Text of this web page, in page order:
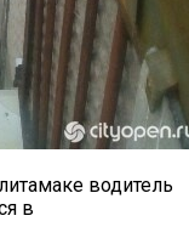
водитель
в